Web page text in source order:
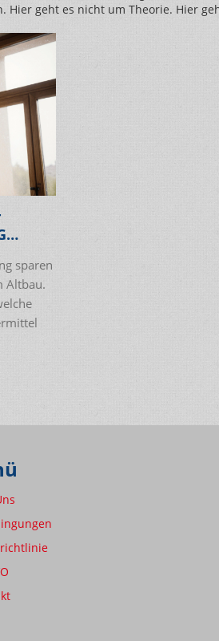
geht es nicht um Theorie. Hier
sparen
Altbau.